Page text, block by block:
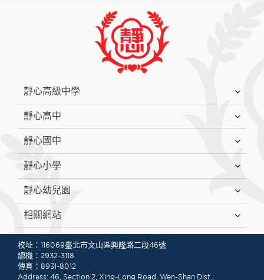
靜心高級中學
靜心高中
靜心國中
靜心小學
靜心幼兒園
相關網站
校址：116069臺北市文山區興隆路二段46號
總機：2932-3118
傳真：8931-8012
Address: 46, Section 2, Xing-Long Road, Wen-Shan Dist.,